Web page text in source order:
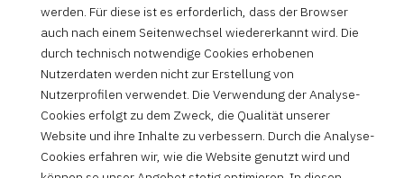
werden. Für diese ist es erforderlich, dass der Browser
auch nach einem Seitenwechsel wiedererkannt wird. Die
durch technisch notwendige Cookies erhobenen
Nutzerdaten werden nicht zur Erstellung von
Nutzerprofilen verwendet. Die Verwendung der Analyse-
Cookies erfolgt zu dem Zweck, die Qualität unserer
Website und ihre Inhalte zu verbessern. Durch die Analyse-
Cookies erfahren wir, wie die Website genutzt wird und